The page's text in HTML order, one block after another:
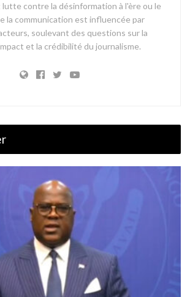
contre la désinformation à l'ère ou le
la communication est influencée par
soulevant des questions sur la
et la crédibilité du journalisme.